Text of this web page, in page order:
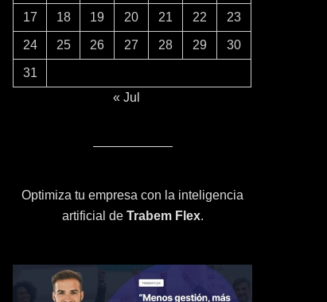
17 18 19 20 21 22 23
24 25 26 27 28 29 30
31
« Jul
Optimiza tu empresa con la inteligencia
artificial de Trabem Flex.